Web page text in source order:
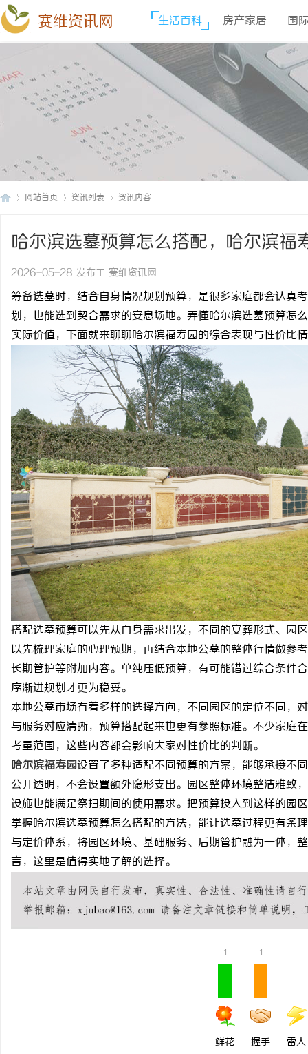
赛维资讯网 生活百科 房产家居 国
网站首页 资讯列表 资讯内容
哈尔滨选墓预算怎么搭配，哈尔滨福
2026-05-28 发布于 赛维资讯网
筹备选墓时，结合自身情况规划预算，是很多家庭都会认真
划，也能选到契合需求的安息场地。弄懂哈尔滨选墓预算怎
实际价值，下面就来聊聊哈尔滨福寿园的综合表现与性价比
搭配选墓预算可以先从自身需求出发，不同的安葬形式、园
以先梳理家庭的心理预期，再结合本地公墓的整体行情做参
长期管护等附加内容。单纯压低预算，有可能错过综合条件
序渐进规划才更为稳妥。
本地公墓市场有着多样的选择方向，不同园区的定位不同，
与服务对应清晰，预算搭配起来也更有参照标准。不少家庭
考量范围，这些内容都会影响大家对性价比的判断。
哈尔滨福寿园设置了多种适配不同预算的方案，能够承接不
公开透明，不会设置额外隐形支出。园区整体环境整洁雅致
设施也能满足祭扫期间的使用需求。把预算投入到这样的园
掌握哈尔滨选墓预算怎么搭配的方法，能让选墓过程更有条
与定价体系，将园区环境、基础服务、后期管护融为一体，
言，这里是值得实地了解的选择。
1
鲜花
1
握手 雷人
耐磨改性颗粒：提升材料性能的新 武汉配眼镜 上海配眼镜